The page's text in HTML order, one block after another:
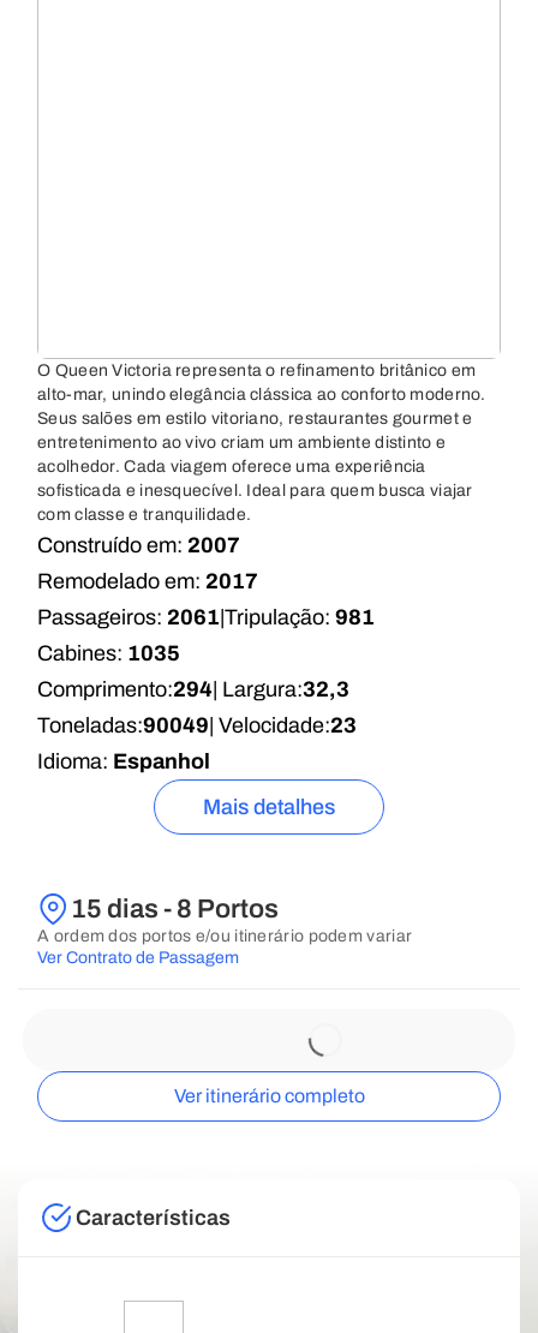
O Queen Victoria representa o refinamento britânico em
alto-mar, unindo elegância clássica ao conforto moderno.
Seus salões em estilo vitoriano, restaurantes gourmet e
entretenimento ao vivo criam um ambiente distinto e
acolhedor. Cada viagem oferece uma experiência
sofisticada e inesquecível. Ideal para quem busca viajar
com classe e tranquilidade.
Construído em: 2007
Remodelado em: 2017
Passageiros: 2061 Tripulação: 981
Cabines: 1035
Comprimento:294 | Largura:32,3
Toneladas:90049 | Velocidade:23
Idioma: Espanhol
Mais detalhes
15 dias - 8 Portos
A ordem dos portos e/ou itinerário podem variar
Ver Contrato de Passagem
Ver itinerário completo
Características